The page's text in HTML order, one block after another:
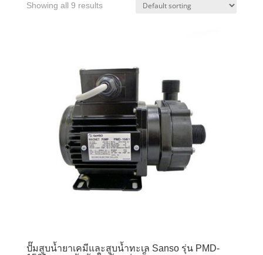
Showing all 9 results
ปั๊มสูบน้ำยาเคมีและสูบน้ำทะเล Sanso รุ่น PMD-